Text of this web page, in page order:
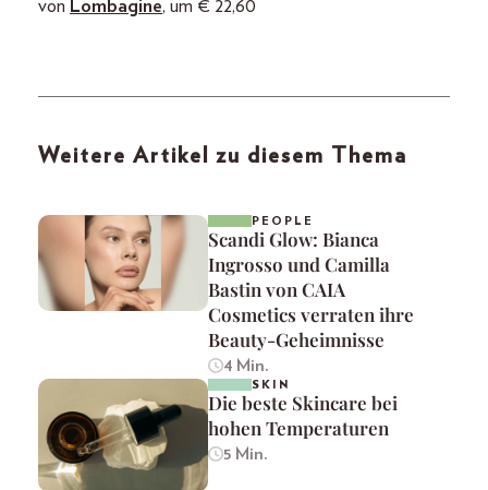
von Lombagine, um € 22,60
Weitere Artikel zu diesem Thema
PEOPLE
Scandi Glow: Bianca
Ingrosso und Camilla
Bastin von CAIA
Cosmetics verraten ihre
Beauty-Geheimnisse
4 Min.
SKIN
Die beste Skincare bei
hohen Temperaturen
5 Min.